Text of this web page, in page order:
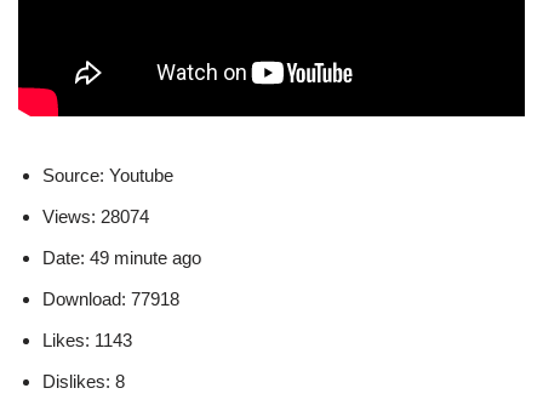
Source: Youtube
Views: 28074
Date: 49 minute ago
Download: 77918
Likes: 1143
Dislikes: 8